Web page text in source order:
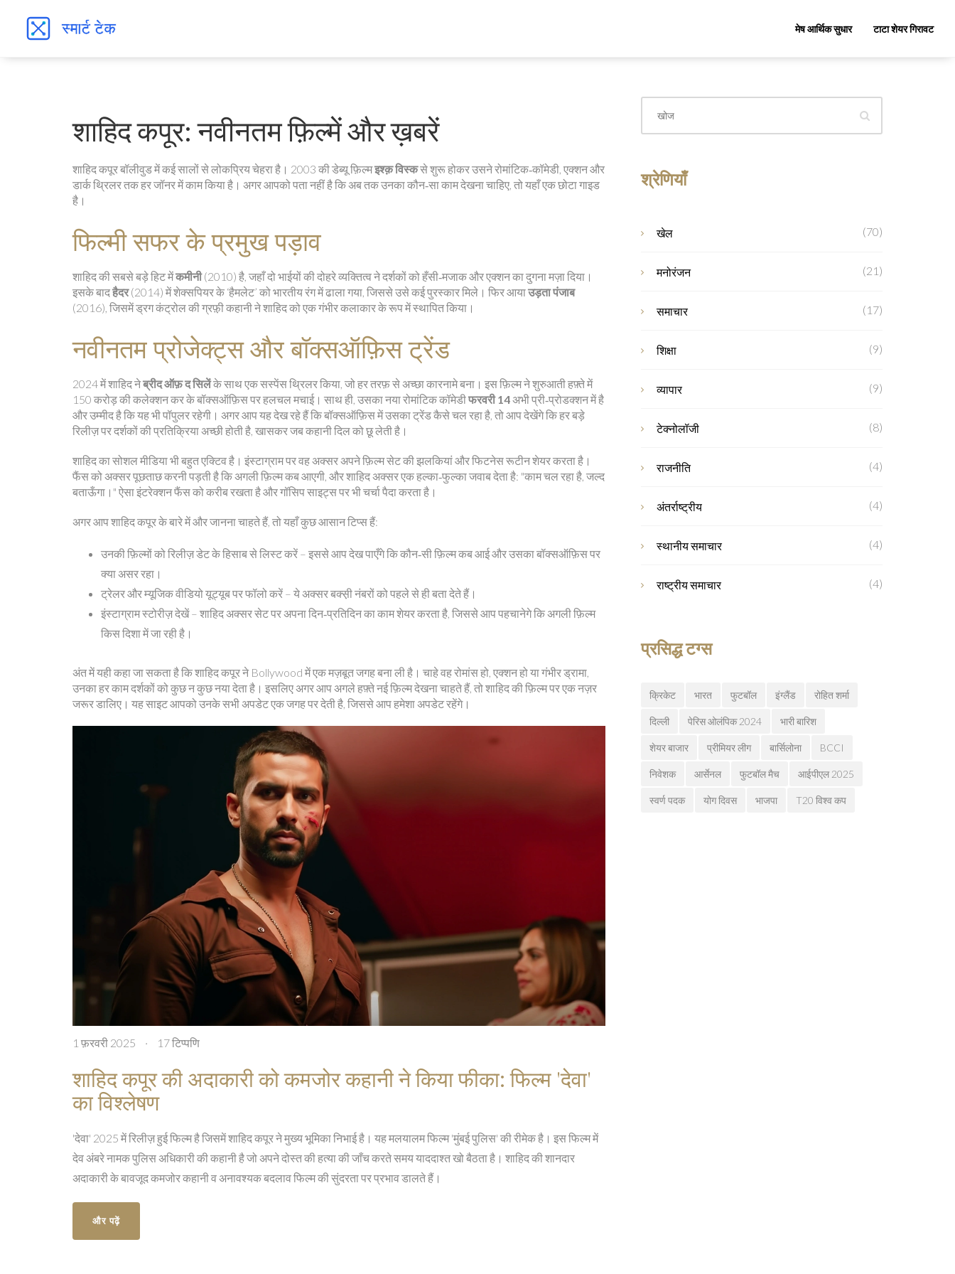
मेष आर्थिक सुधार टाटा शेयर गिरावट
शाहिद कपूर: नवीनतम फ़िल्में और ख़बरें
शाहिद कपूर बॉलीवुड में कई सालों से लोकप्रिय चेहरा है। 2003 की डेब्यू फ़िल्मइश्क़ विस्कसे शुरू होकर उसने रोमांटिक‑कॉमेडी, एक्शन और
डार्क थ्रिलर तक हर जॉनर में काम किया है। अगर आपको पता नहीं है कि अब तक उनका कौन‑सा काम देखना चाहिए, तो यहाँ एक छोटा गाइड
है।
फिल्मी सफर के प्रमुख पड़ाव
शाहिद की सबसे बड़े हिट मेंकमीनी(2010) है, जहाँ दो भाईयों की दोहरे व्यक्तित्व ने दर्शकों को हँसी‑मजाक और एक्शन का दुगना मज़ा दिया।
इसके बादहैदर(2014) में शेक्सपियर के ‘हैमलेट’ को भारतीय रंग में ढाला गया, जिससे उसे कई पुरस्कार मिले। फिर आयाउड़ता पंजाब
(2016), जिसमें ड्रग कंट्रोल की ग्रफ़़ी कहानी ने शाहिद को एक गंभीर कलाकार के रूप में स्थापित किया।
नवीनतम प्रोजेक्ट्स और बॉक्सऑफ़िस ट्रेंड
2024 में शाहिद नेब्रीद ऑफ़ द सिलेंके साथ एक सस्पेंस थ्रिलर किया, जो हर तरफ़ से अच्छा कारनामे बना। इस फ़िल्म ने शुरुआती हफ़्ते में
150 करोड़ की कलेक्शन कर के बॉक्सऑफ़िस पर हलचल मचाई। साथ ही, उसका नया रोमांटिक कॉमेडीफरवरी 14अभी प्री‑प्रोडक्शन में है
और उम्मीद है कि यह भी पॉपुलर रहेगी। अगर आप यह देख रहे हैं कि बॉक्सऑफ़िस में उसका ट्रेंड कैसे चल रहा है, तो आप देखेंगे कि हर बड़े
रिलीज़ पर दर्शकों की प्रतिक्रिया अच्छी होती है, खासकर जब कहानी दिल को छू लेती है।
शाहिद का सोशल मीडिया भी बहुत एक्टिव है। इंस्टाग्राम पर वह अक्सर अपने फ़िल्म सेट की झलकियां और फिटनेस रूटीन शेयर करता है।
फैंस को अक्सर पूछताछ करनी पड़ती है कि अगली फ़िल्म कब आएगी, और शाहिद अक्सर एक हल्का‑फुल्का जवाब देता है: "काम चल रहा है, जल्द
बताऊँगा।" ऐसा इंटरेक्शन फैंस को करीब रखता है और गॉसिप साइट्स पर भी चर्चा पैदा करता है।
अगर आप शाहिद कपूर के बारे में और जानना चाहते हैं, तो यहाँ कुछ आसान टिप्स हैं:
उनकी फ़िल्मों को रिलीज़ डेट के हिसाब से लिस्ट करें – इससे आप देख पाएँगे कि कौन‑सी फ़िल्म कब आई और उसका बॉक्सऑफ़िस पर
क्या असर रहा।
ट्रेलर और म्यूजिक वीडियो यूट्यूब पर फॉलो करें – ये अक्सर बक्स़ी नंबरों को पहले से ही बता देते हैं।
इंस्टाग्राम स्टोरीज़ देखें – शाहिद अक्सर सेट पर अपना दिन‑प्रतिदिन का काम शेयर करता है, जिससे आप पहचानेगे कि अगली फ़िल्म
किस दिशा में जा रही है।
अंत में यही कहा जा सकता है कि शाहिद कपूर ने Bollywood में एक मज़बूत जगह बना ली है। चाहे वह रोमांस हो, एक्शन हो या गंभीर ड्रामा,
उनका हर काम दर्शकों को कुछ न कुछ नया देता है। इसलिए अगर आप अगले हफ़्ते नई फ़िल्म देखना चाहते हैं, तो शाहिद की फ़िल्म पर एक नज़र
जरूर डालिए। यह साइट आपको उनके सभी अपडेट एक जगह पर देती है, जिससे आप हमेशा अपडेट रहेंगे।
1 फ़रवरी 2025 · 17 टिप्पणि
शाहिद कपूर की अदाकारी को कमजोर कहानी ने किया फीका: फिल्म 'देवा'
का विश्लेषण
'देवा' 2025 में रिलीज़ हुई फिल्म है जिसमें शाहिद कपूर ने मुख्य भूमिका निभाई है। यह मलयालम फिल्म 'मुंबई पुलिस' की रीमेक है। इस फिल्म में
देव अंबरे नामक पुलिस अधिकारी की कहानी है जो अपने दोस्त की हत्या की जाँच करते समय याददाश्त खो बैठता है। शाहिद की शानदार
अदाकारी के बावजूद कमजोर कहानी व अनावश्यक बदलाव फिल्म की सुंदरता पर प्रभाव डालते हैं।
और पढ़ें
श्रेणियाँ
खेल (70)
मनोरंजन (21)
समाचार (17)
शिक्षा (9)
व्यापार (9)
टेक्नोलॉजी (8)
राजनीति (4)
अंतर्राष्ट्रीय (4)
स्थानीय समाचार (4)
राष्ट्रीय समाचार (4)
प्रसिद्ध टग्स
क्रिकेट भारत फुटबॉल इंग्लैंड रोहित शर्मा
दिल्ली पेरिस ओलंपिक 2024 भारी बारिश
शेयर बाजार प्रीमियर लीग बार्सिलोना BCCI
निवेशक आर्सेनल फुटबॉल मैच आईपीएल 2025
स्वर्ण पदक योग दिवस भाजपा T20 विश्व कप